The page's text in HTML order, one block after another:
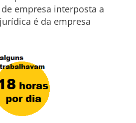
empresa interposta a
é da empresa